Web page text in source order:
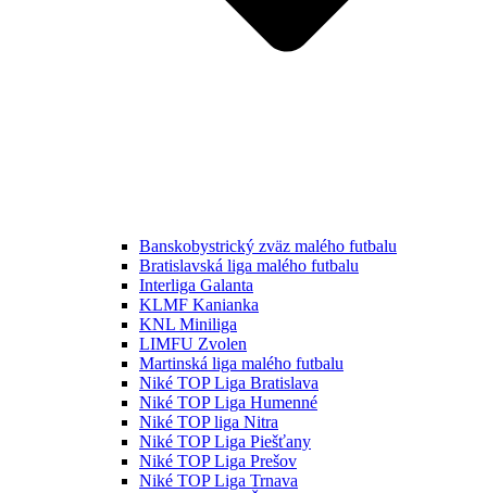
Banskobystrický zväz malého futbalu
Bratislavská liga malého futbalu
Interliga Galanta
KLMF Kanianka
KNL Miniliga
LIMFU Zvolen
Martinská liga malého futbalu
Niké TOP Liga Bratislava
Niké TOP Liga Humenné
Niké TOP liga Nitra
Niké TOP Liga Piešťany
Niké TOP Liga Prešov
Niké TOP Liga Trnava